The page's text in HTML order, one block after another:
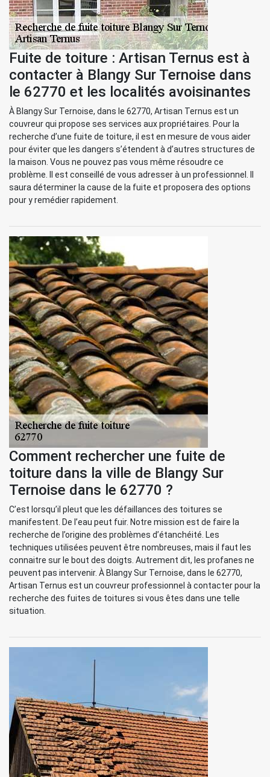
Fuite de toiture : Artisan Ternus est à
contacter à Blangy Sur Ternoise dans
le 62770 et les localités avoisinantes
À Blangy Sur Ternoise, dans le 62770, Artisan Ternus est un
couvreur qui propose ses services aux propriétaires. Pour la
recherche d’une fuite de toiture, il est en mesure de vous aider
pour éviter que les dangers s’étendent à d’autres structures de
la maison. Vous ne pouvez pas vous même résoudre ce
problème. Il est conseillé de vous adresser à un professionnel. Il
saura déterminer la cause de la fuite et proposera des options
pour y remédier rapidement.
Comment rechercher une fuite de
toiture dans la ville de Blangy Sur
Ternoise dans le 62770 ?
C’est lorsqu’il pleut que les défaillances des toitures se
manifestent. De l’eau peut fuir. Notre mission est de faire la
recherche de l’origine des problèmes d’étanchéité. Les
techniques utilisées peuvent être nombreuses, mais il faut les
connaitre sur le bout des doigts. Autrement dit, les profanes ne
peuvent pas intervenir. À Blangy Sur Ternoise, dans le 62770,
Artisan Ternus est un couvreur professionnel à contacter pour la
recherche des fuites de toitures si vous êtes dans une telle
situation.